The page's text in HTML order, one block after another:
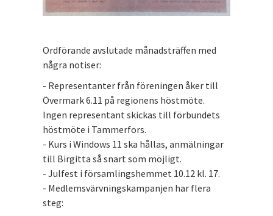
Ordförande avslutade månadsträffen med
några notiser:
- Representanter från föreningen åker till
Övermark 6.11 på regionens höstmöte.
Ingen representant skickas till förbundets
höstmöte i Tammerfors.
- Kurs i Windows 11 ska hållas, anmälningar
till Birgitta så snart som möjligt.
- Julfest i församlingshemmet 10.12 kl. 17.
- Medlemsvärvningskampanjen har flera
steg: